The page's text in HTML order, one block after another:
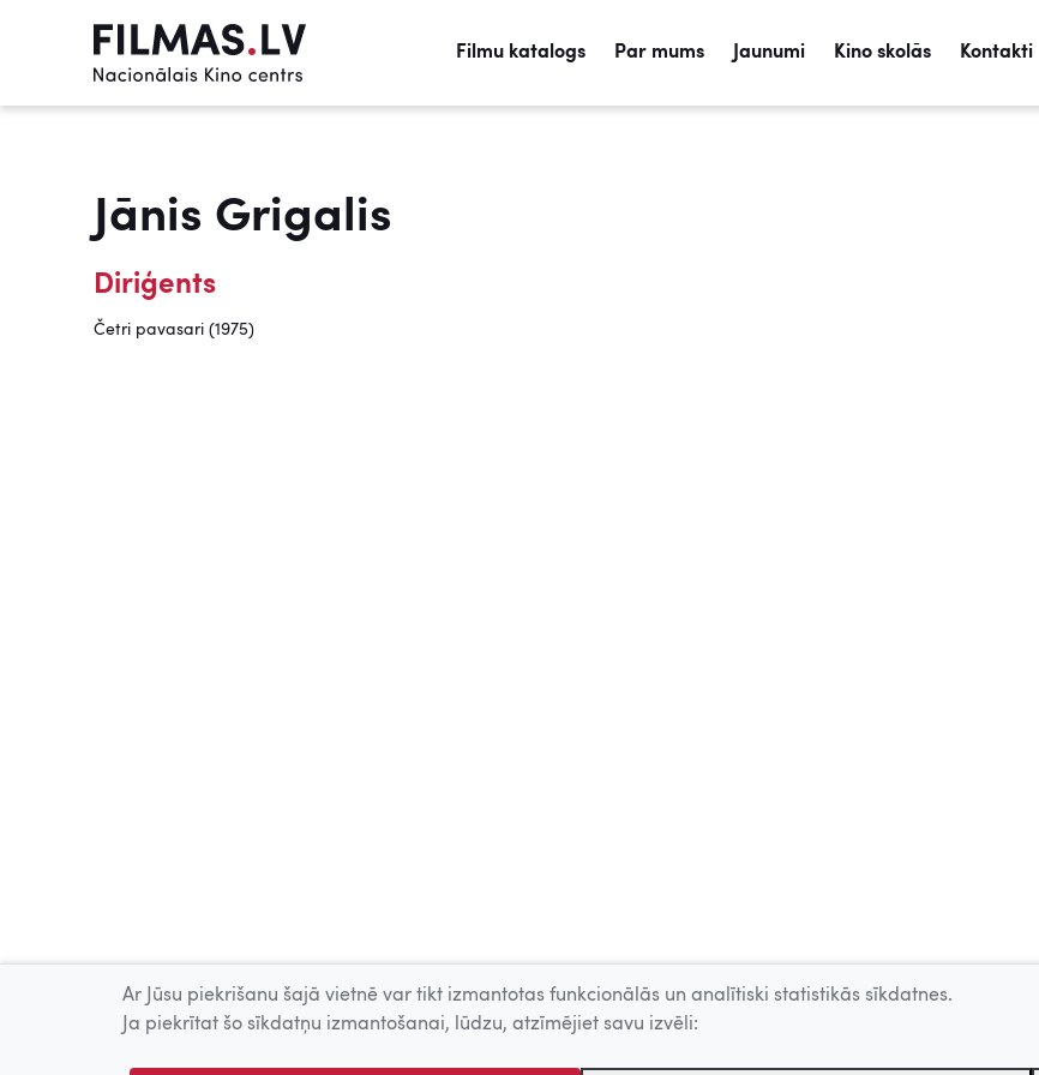
Filmu katalogs Par mums Jaunumi Kino skolās Kontakti
Jānis Grigalis
Diriģents
Četri pavasari (1975)
Ar Jūsu piekrišanu šajā vietnē var tikt izmantotas funkcionālās un analītiski statistikās sīkdatnes.
Ja piekrītat šo sīkdatņu izmantošanai, lūdzu, atzīmējiet savu izvēli: